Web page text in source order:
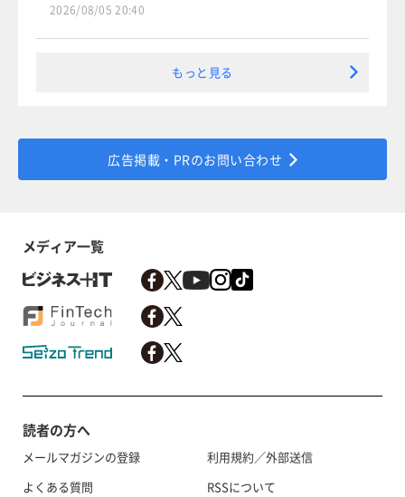
2026/08/05 20:40
もっと見る
広告掲載・PRのお問い合わせ
メディア一覧
読者の方へ
メールマガジンの登録
よくある質問
利用規約／外部送信
RSSについて